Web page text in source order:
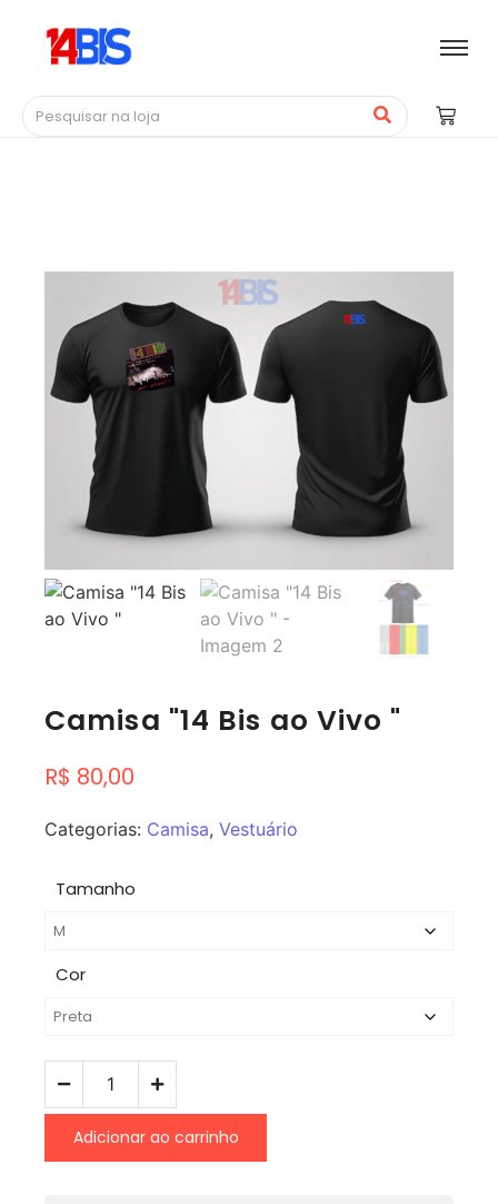
Camisa "14 Bis ao Vivo "
R$ 80,00
Categorias: Camisa, Vestuário
Tamanho
Cor
Adicionar ao carrinho